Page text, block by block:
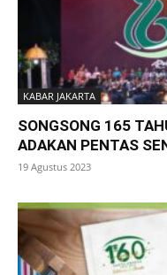
KABAR JAKARTA
SONGSONG 165
ADAKAN PENTAS
19 Agustus 2023